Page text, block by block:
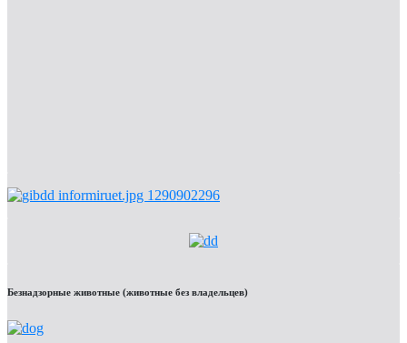
Безнадзорные животные (животные без владельцев)